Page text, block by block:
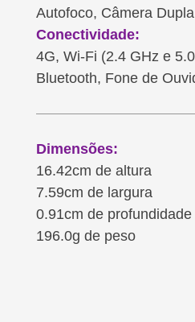
Autofoco, Câmera
Conectividade:
4G, Wi-Fi (2.4 GHz e
Bluetooth, Fone de
Dimensões:
16.42cm de altura
7.59cm de largura
0.91cm de profundidade
196.0g de peso